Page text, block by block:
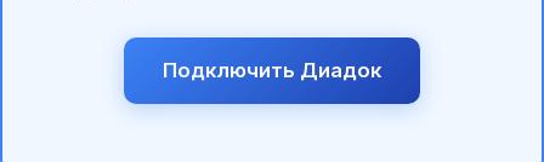
Подключить Диадок